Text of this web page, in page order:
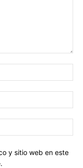
y sitio web en este